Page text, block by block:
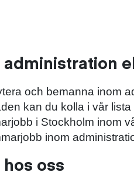
och bemanna inom
kan du kolla i vår
i Stockholm inom
inom
oss